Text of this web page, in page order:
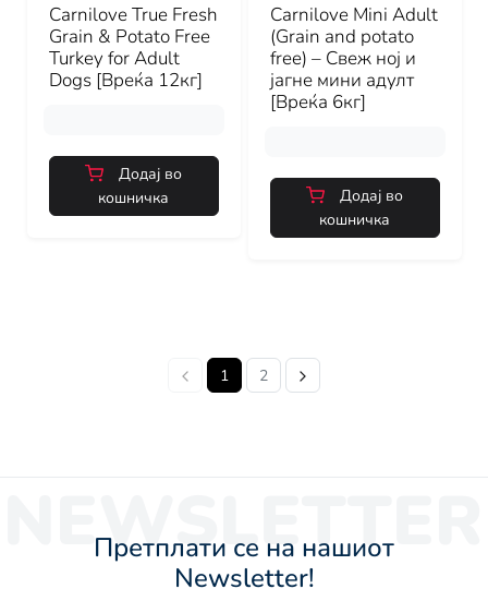
Carnilove True Fresh
Grain & Potato Free
Turkey for Adult
Dogs [Вреќа 12кг]
Додај во
кошничка
Carnilove Mini Adult
(Grain and potato
free) – Свеж ној и
јагне мини адулт
[Вреќа 6кг]
Додај во
кошничка
1 2
NEWSLETTER
Претплати се на нашиот
Newsletter!